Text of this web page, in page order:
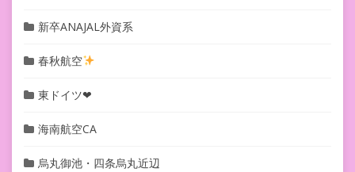
新卒ANAJAL外資系
春秋航空
東ドイツ❤︎
海南航空CA
烏丸御池・四条烏丸近辺